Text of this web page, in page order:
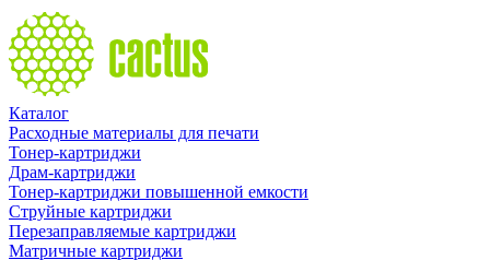
Каталог
Расходные материалы для печати
Тонер-картриджи
Драм-картриджи
Тонер-картриджи повышенной емкости
Струйные картриджи
Перезаправляемые картриджи
Матричные картриджи